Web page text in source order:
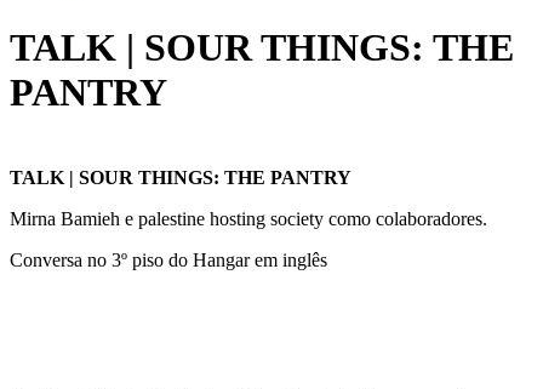
TALK | SOUR THINGS: THE
PANTRY
TALK | SOUR THINGS: THE PANTRY
Mirna Bamieh e palestine hosting society como colaboradores.
Conversa no 3º piso do Hangar em inglês